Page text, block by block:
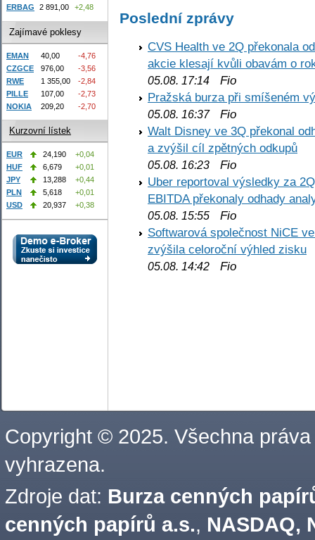
Poslední zprávy
CVS Health ve 2Q překonala
akcie klesají kvůli obavám o
05.08. 17:14 Fio
Pražská burza při smíšeném
05.08. 16:37Fio
Walt Disney ve 3Q překonal
a zvýšil cíl zpětných odkupů
05.08. 16:23 Fio
Uber reportoval výsledky za
EBITDA překonaly odhady
05.08. 15:55 Fio
Softwarová společnost NiCE
zvýšila celoroční výhled zisku
05.08. 14:42 Fio
ERBAG
2 891,00 +2,48
Zajímavé poklesy
EMAN 40,00
-4,76
CZGCE
976,00
-3,56
RWE
1 355,00
-2,84
PILLE
107,00
-2,73
NOKIA
209,20 -2,70
Kurzovní lístek
EUR 24,190
+0,04
HUF
6,679
+0,01
JPY
13,288
+0,44
PLN
5,618
+0,01
USD
20,937 +0,38
Copyright © 2025. Všechna práva
vyhrazena.
Zdroje dat: Burza cenných
cenných papírů a.s., NASDAQ,